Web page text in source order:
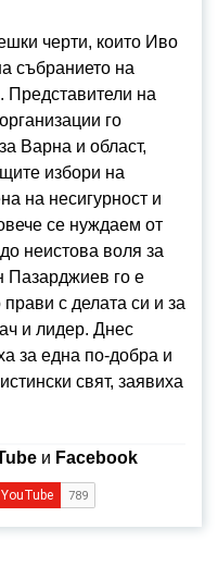
черти, които Иво
събранието на
на
го
Варна и област,
избори на
на несигурност и
се нуждаем от
неистова воля за
Пазарджиев го е
с делата си и за
и лидер. Днес
за една по-добра и
свят, заявиха
и Facebook